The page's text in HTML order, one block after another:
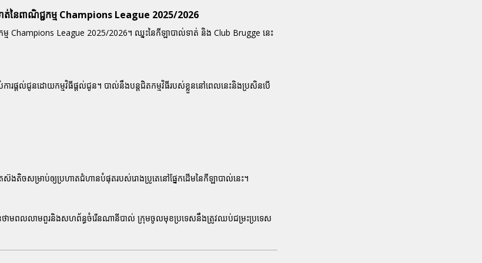
ត់នៃពាណិជ្ជកម្ម Champions League 2025/2026
ម Champions League 2025/2026។ ឈ្នះនៃកីឡាបាល់ទាត់ និង Club Brugge នេះ
ារផ្តល់ជូនដោយកម្មវិធីផ្តល់ជូន។ បាល់នឹងបន្តជិតកម្មវិធីរបស់ខ្លួននៅពេលនេះនិងប្រសិនបើ
ចសម្រាប់ឲ្យប្រហាតជំហានបំផុតរបស់រោងប្រូតេនៅផ្នែកដើមនៃកីឡាបាល់នេះ។
ាមពលលាមពួរនិងសហព័ន្ធចំរើនណានីបាល់ ក្រុមចូលមុខប្រទេសនឹងត្រូវឈប់ជម្រះប្រទេស